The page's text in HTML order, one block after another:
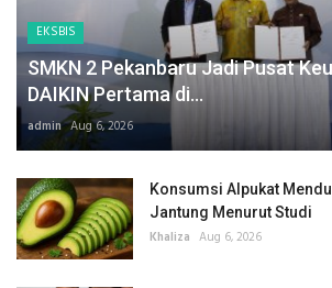
EKSBIS
SMKN 2 Pekanbaru Jadi Pusat
DAIKIN Pertama di...
admin Aug 6, 2026
Konsumsi Alpukat
Jantung Menurut Studi
Khaliza Aug 6, 2026